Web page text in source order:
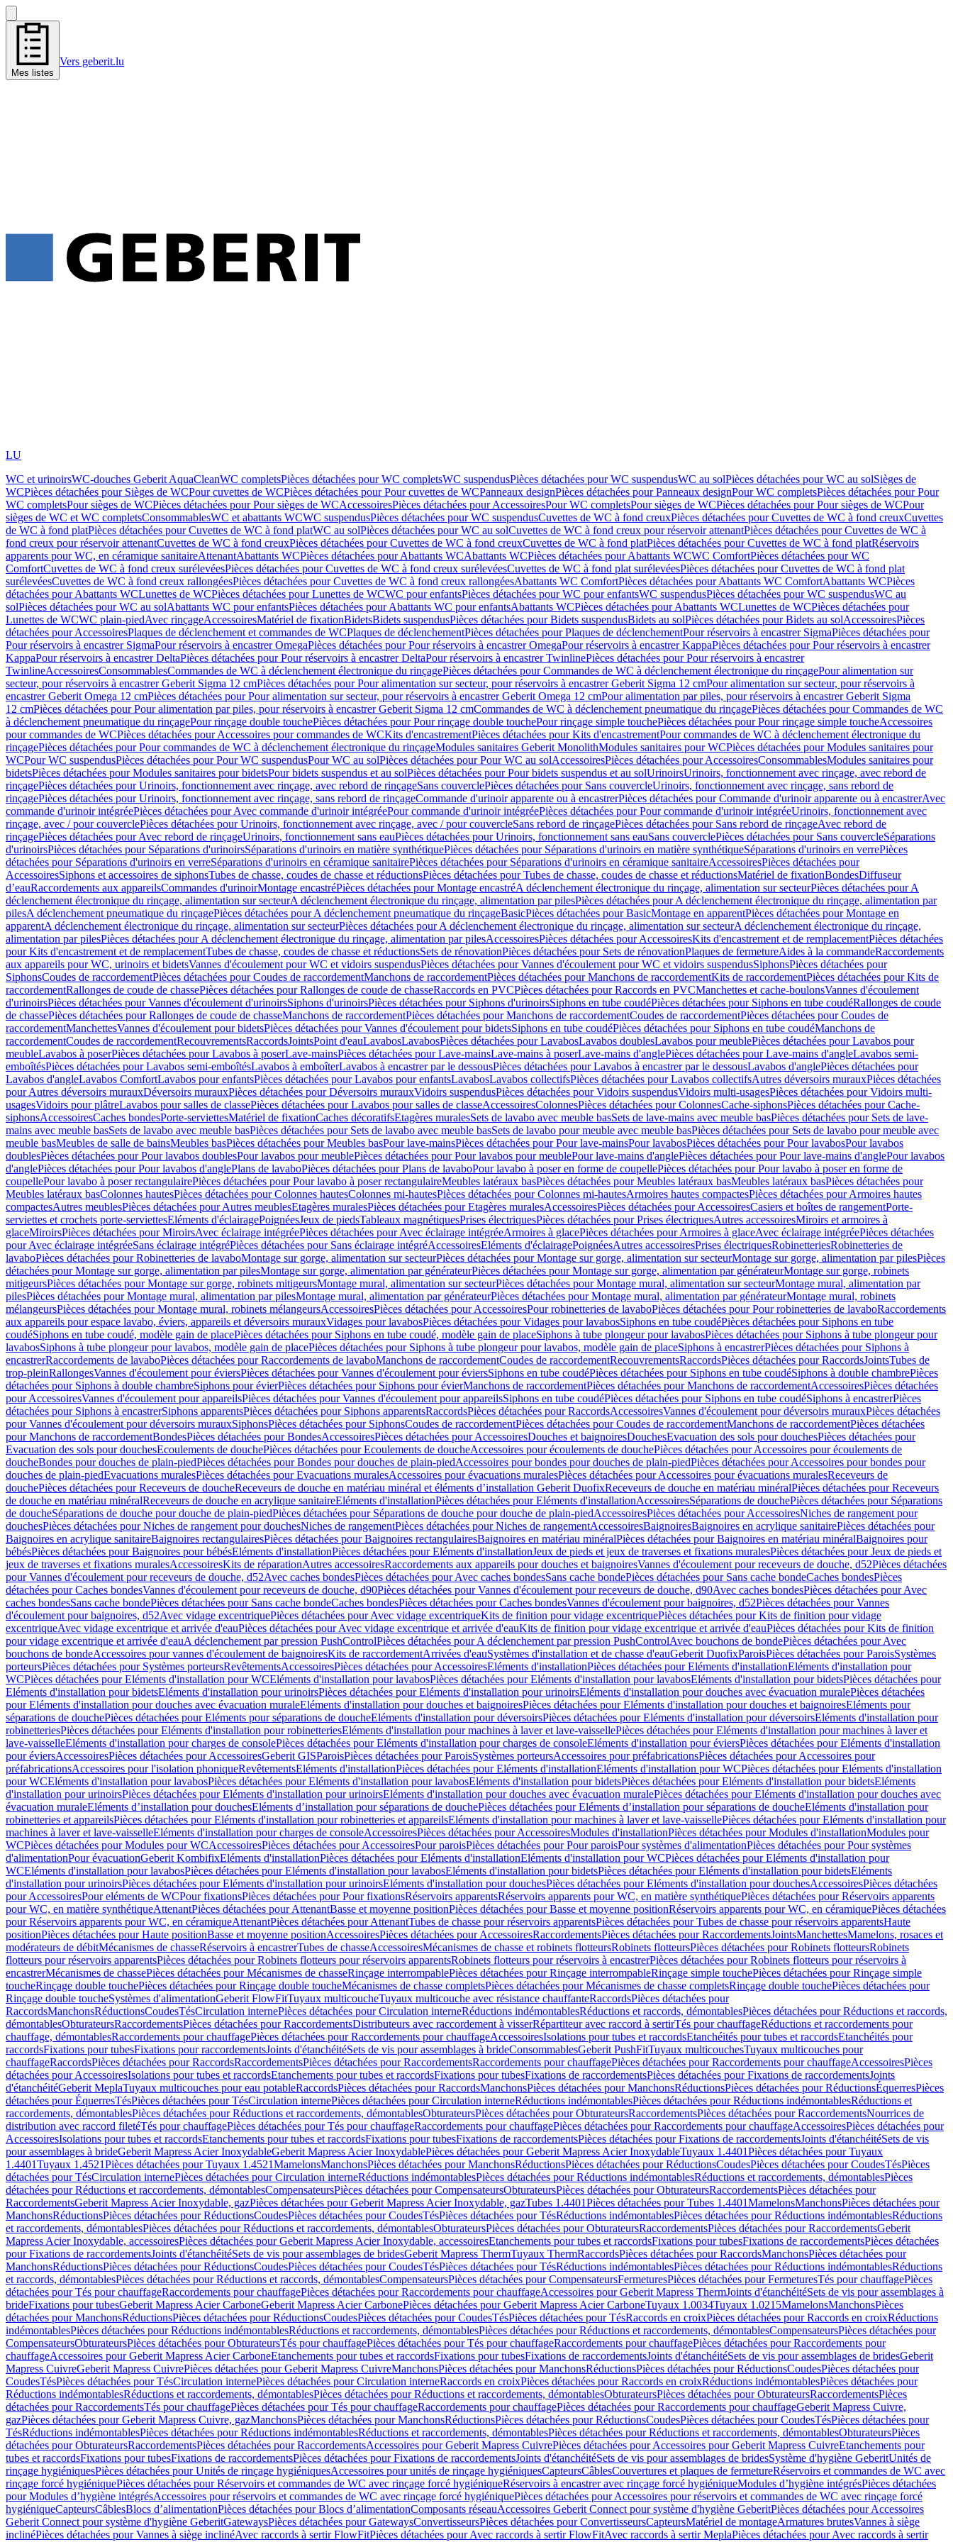
Mes listes
Vers geberit.lu
LU
WC et urinoirsWC-douches Geberit AquaCleanWC completsPièces détachées pour WC completsWC suspendusPièces détachées pour WC suspendusWC au solPièces détachées pour WC au solSièges de
WCPièces détachées pour Sièges de WCPour cuvettes de WCPièces détachées pour Pour cuvettes de WCPanneaux designPièces détachées pour Panneaux designPour WC completsPièces détachées pour Pour
WC completsPour sièges de WCPièces détachées pour Pour sièges de WCAccessoiresPièces détachées pour AccessoiresPour WC completsPour sièges de WCPièces détachées pour Pour sièges de WCPour
sièges de WC et WC completsConsommablesWC et abattants WCWC suspendusPièces détachées pour WC suspendusCuvettes de WC à fond creuxPièces détachées pour Cuvettes de WC à fond creuxCuvettes
de WC à fond platPièces détachées pour Cuvettes de WC à fond platWC au solPièces détachées pour WC au solCuvettes de WC à fond creux pour réservoir attenantPièces détachées pour Cuvettes de WC à
fond creux pour réservoir attenantCuvettes de WC à fond creuxPièces détachées pour Cuvettes de WC à fond creuxCuvettes de WC à fond platPièces détachées pour Cuvettes de WC à fond platRéservoirs
apparents pour WC, en céramique sanitaireAttenantAbattants WCPièces détachées pour Abattants WCAbattants WCPièces détachées pour Abattants WCWC ComfortPièces détachées pour WC
ComfortCuvettes de WC à fond creux surélevéesPièces détachées pour Cuvettes de WC à fond creux surélevéesCuvettes de WC à fond plat surélevéesPièces détachées pour Cuvettes de WC à fond plat
surélevéesCuvettes de WC à fond creux rallongéesPièces détachées pour Cuvettes de WC à fond creux rallongéesAbattants WC ComfortPièces détachées pour Abattants WC ComfortAbattants WCPièces
détachées pour Abattants WCLunettes de WCPièces détachées pour Lunettes de WCWC pour enfantsPièces détachées pour WC pour enfantsWC suspendusPièces détachées pour WC suspendusWC au
solPièces détachées pour WC au solAbattants WC pour enfantsPièces détachées pour Abattants WC pour enfantsAbattants WCPièces détachées pour Abattants WCLunettes de WCPièces détachées pour
Lunettes de WCWC plain-piedAvec rinçageAccessoiresMatériel de fixationBidetsBidets suspendusPièces détachées pour Bidets suspendusBidets au solPièces détachées pour Bidets au solAccessoiresPièces
détachées pour AccessoiresPlaques de déclenchement et commandes de WCPlaques de déclenchementPièces détachées pour Plaques de déclenchementPour réservoirs à encastrer SigmaPièces détachées pour
Pour réservoirs à encastrer SigmaPour réservoirs à encastrer OmegaPièces détachées pour Pour réservoirs à encastrer OmegaPour réservoirs à encastrer KappaPièces détachées pour Pour réservoirs à encastrer
KappaPour réservoirs à encastrer DeltaPièces détachées pour Pour réservoirs à encastrer DeltaPour réservoirs à encastrer TwinlinePièces détachées pour Pour réservoirs à encastrer
TwinlineAccessoiresConsommablesCommandes de WC à déclenchement électronique du rinçagePièces détachées pour Commandes de WC à déclenchement électronique du rinçagePour alimentation sur
secteur, pour réservoirs à encastrer Geberit Sigma 12 cmPièces détachées pour Pour alimentation sur secteur, pour réservoirs à encastrer Geberit Sigma 12 cmPour alimentation sur secteur, pour réservoirs à
encastrer Geberit Omega 12 cmPièces détachées pour Pour alimentation sur secteur, pour réservoirs à encastrer Geberit Omega 12 cmPour alimentation par piles, pour réservoirs à encastrer Geberit Sigma
12 cmPièces détachées pour Pour alimentation par piles, pour réservoirs à encastrer Geberit Sigma 12 cmCommandes de WC à déclenchement pneumatique du rinçagePièces détachées pour Commandes de WC
à déclenchement pneumatique du rinçagePour rinçage double touchePièces détachées pour Pour rinçage double touchePour rinçage simple touchePièces détachées pour Pour rinçage simple toucheAccessoires
pour commandes de WCPièces détachées pour Accessoires pour commandes de WCKits d'encastrementPièces détachées pour Kits d'encastrementPour commandes de WC à déclenchement électronique du
rinçagePièces détachées pour Pour commandes de WC à déclenchement électronique du rinçageModules sanitaires Geberit MonolithModules sanitaires pour WCPièces détachées pour Modules sanitaires pour
WCPour WC suspendusPièces détachées pour Pour WC suspendusPour WC au solPièces détachées pour Pour WC au solAccessoiresPièces détachées pour AccessoiresConsommablesModules sanitaires pour
bidetsPièces détachées pour Modules sanitaires pour bidetsPour bidets suspendus et au solPièces détachées pour Pour bidets suspendus et au solUrinoirsUrinoirs, fonctionnement avec rinçage, avec rebord de
rinçagePièces détachées pour Urinoirs, fonctionnement avec rinçage, avec rebord de rinçageSans couverclePièces détachées pour Sans couvercleUrinoirs, fonctionnement avec rinçage, sans rebord de
rinçagePièces détachées pour Urinoirs, fonctionnement avec rinçage, sans rebord de rinçageCommande d'urinoir apparente ou à encastrerPièces détachées pour Commande d'urinoir apparente ou à encastrerAvec
commande d'urinoir intégréePièces détachées pour Avec commande d'urinoir intégréePour commande d'urinoir intégréePièces détachées pour Pour commande d'urinoir intégréeUrinoirs, fonctionnement avec
rinçage, avec / pour couverclePièces détachées pour Urinoirs, fonctionnement avec rinçage, avec / pour couvercleSans rebord de rinçagePièces détachées pour Sans rebord de rinçageAvec rebord de
rinçagePièces détachées pour Avec rebord de rinçageUrinoirs, fonctionnement sans eauPièces détachées pour Urinoirs, fonctionnement sans eauSans couverclePièces détachées pour Sans couvercleSéparations
d'urinoirsPièces détachées pour Séparations d'urinoirsSéparations d'urinoirs en matière synthétiquePièces détachées pour Séparations d'urinoirs en matière synthétiqueSéparations d'urinoirs en verrePièces
détachées pour Séparations d'urinoirs en verreSéparations d'urinoirs en céramique sanitairePièces détachées pour Séparations d'urinoirs en céramique sanitaireAccessoiresPièces détachées pour
AccessoiresSiphons et accessoires de siphonsTubes de chasse, coudes de chasse et réductionsPièces détachées pour Tubes de chasse, coudes de chasse et réductionsMatériel de fixationBondesDiffuseur
d’eauRaccordements aux appareilsCommandes d'urinoirMontage encastréPièces détachées pour Montage encastréA déclenchement électronique du rinçage, alimentation sur secteurPièces détachées pour A
déclenchement électronique du rinçage, alimentation sur secteurA déclenchement électronique du rinçage, alimentation par pilesPièces détachées pour A déclenchement électronique du rinçage, alimentation par
pilesA déclenchement pneumatique du rinçagePièces détachées pour A déclenchement pneumatique du rinçageBasicPièces détachées pour BasicMontage en apparentPièces détachées pour Montage en
apparentA déclenchement électronique du rinçage, alimentation sur secteurPièces détachées pour A déclenchement électronique du rinçage, alimentation sur secteurA déclenchement électronique du rinçage,
alimentation par pilesPièces détachées pour A déclenchement électronique du rinçage, alimentation par pilesAccessoiresPièces détachées pour AccessoiresKits d'encastrement et de remplacementPièces détachées
pour Kits d'encastrement et de remplacementTubes de chasse, coudes de chasse et réductionsSets de rénovationPièces détachées pour Sets de rénovationPlaques de fermetureAides à la commandeRaccordements
aux appareils pour WC, urinoirs et bidetsVannes d'écoulement pour WC et vidoirs suspendusPièces détachées pour Vannes d'écoulement pour WC et vidoirs suspendusSiphonsPièces détachées pour
SiphonsCoudes de raccordementPièces détachées pour Coudes de raccordementManchons de raccordementPièces détachées pour Manchons de raccordementKits de raccordementPièces détachées pour Kits de
raccordementRallonges de coude de chassePièces détachées pour Rallonges de coude de chasseRaccords en PVCPièces détachées pour Raccords en PVCManchettes et cache-boulonsVannes d'écoulement
d'urinoirsPièces détachées pour Vannes d'écoulement d'urinoirsSiphons d'urinoirsPièces détachées pour Siphons d'urinoirsSiphons en tube coudéPièces détachées pour Siphons en tube coudéRallonges de coude
de chassePièces détachées pour Rallonges de coude de chasseManchons de raccordementPièces détachées pour Manchons de raccordementCoudes de raccordementPièces détachées pour Coudes de
raccordementManchettesVannes d'écoulement pour bidetsPièces détachées pour Vannes d'écoulement pour bidetsSiphons en tube coudéPièces détachées pour Siphons en tube coudéManchons de
raccordementCoudes de raccordementRecouvrementsRaccordsJointsPoint d'eauLavabosLavabosPièces détachées pour LavabosLavabos doublesLavabos pour meublePièces détachées pour Lavabos pour
meubleLavabos à poserPièces détachées pour Lavabos à poserLave-mainsPièces détachées pour Lave-mainsLave-mains à poserLave-mains d'anglePièces détachées pour Lave-mains d'angleLavabos semi-
emboîtésPièces détachées pour Lavabos semi-emboîtésLavabos à emboîterLavabos à encastrer par le dessousPièces détachées pour Lavabos à encastrer par le dessousLavabos d'anglePièces détachées pour
Lavabos d'angleLavabos ComfortLavabos pour enfantsPièces détachées pour Lavabos pour enfantsLavabosLavabos collectifsPièces détachées pour Lavabos collectifsAutres déversoirs murauxPièces détachées
pour Autres déversoirs murauxDéversoirs murauxPièces détachées pour Déversoirs murauxVidoirs suspendusPièces détachées pour Vidoirs suspendusVidoirs multi-usagesPièces détachées pour Vidoirs multi-
usagesVidoirs pour plâtreLavabos pour salles de classePièces détachées pour Lavabos pour salles de classeAccessoiresColonnesPièces détachées pour ColonnesCache-siphonsPièces détachées pour Cache-
siphonsAccessoiresCaches bondesPorte-serviettesMatériel de fixationCaches décoratifsEtagères muralesSets de lavabo avec meuble basSets de lave-mains avec meuble basPièces détachées pour Sets de lave-
mains avec meuble basSets de lavabo avec meuble basPièces détachées pour Sets de lavabo avec meuble basSets de lavabo pour meuble avec meuble basPièces détachées pour Sets de lavabo pour meuble avec
meuble basMeubles de salle de bainsMeubles basPièces détachées pour Meubles basPour lave-mainsPièces détachées pour Pour lave-mainsPour lavabosPièces détachées pour Pour lavabosPour lavabos
doublesPièces détachées pour Pour lavabos doublesPour lavabos pour meublePièces détachées pour Pour lavabos pour meublePour lave-mains d'anglePièces détachées pour Pour lave-mains d'anglePour lavabos
d'anglePièces détachées pour Pour lavabos d'anglePlans de lavaboPièces détachées pour Plans de lavaboPour lavabo à poser en forme de coupellePièces détachées pour Pour lavabo à poser en forme de
coupellePour lavabo à poser rectangulairePièces détachées pour Pour lavabo à poser rectangulaireMeubles latéraux basPièces détachées pour Meubles latéraux basMeubles latéraux basPièces détachées pour
Meubles latéraux basColonnes hautesPièces détachées pour Colonnes hautesColonnes mi-hautesPièces détachées pour Colonnes mi-hautesArmoires hautes compactesPièces détachées pour Armoires hautes
compactesAutres meublesPièces détachées pour Autres meublesEtagères muralesPièces détachées pour Etagères muralesAccessoiresPièces détachées pour AccessoiresCasiers et boîtes de rangementPorte-
serviettes et crochets porte-serviettesEléments d'éclairagePoignéesJeux de piedsTableaux magnétiquesPrises électriquesPièces détachées pour Prises électriquesAutres accessoiresMiroirs et armoires à
glaceMiroirsPièces détachées pour MiroirsAvec éclairage intégréePièces détachées pour Avec éclairage intégréeArmoires à glacePièces détachées pour Armoires à glaceAvec éclairage intégréePièces détachées
pour Avec éclairage intégréeSans éclairage intégréPièces détachées pour Sans éclairage intégréAccessoiresEléments d'éclairagePoignéesAutres accessoiresPrises électriquesRobinetteriesRobinetteries de
lavaboPièces détachées pour Robinetteries de lavaboMontage sur gorge, alimentation sur secteurPièces détachées pour Montage sur gorge, alimentation sur secteurMontage sur gorge, alimentation par pilesPièces
détachées pour Montage sur gorge, alimentation par pilesMontage sur gorge, alimentation par générateurPièces détachées pour Montage sur gorge, alimentation par générateurMontage sur gorge, robinets
mitigeursPièces détachées pour Montage sur gorge, robinets mitigeursMontage mural, alimentation sur secteurPièces détachées pour Montage mural, alimentation sur secteurMontage mural, alimentation par
pilesPièces détachées pour Montage mural, alimentation par pilesMontage mural, alimentation par générateurPièces détachées pour Montage mural, alimentation par générateurMontage mural, robinets
mélangeursPièces détachées pour Montage mural, robinets mélangeursAccessoiresPièces détachées pour AccessoiresPour robinetteries de lavaboPièces détachées pour Pour robinetteries de lavaboRaccordements
aux appareils pour espace lavabo, éviers, appareils et déversoirs murauxVidages pour lavabosPièces détachées pour Vidages pour lavabosSiphons en tube coudéPièces détachées pour Siphons en tube
coudéSiphons en tube coudé, modèle gain de placePièces détachées pour Siphons en tube coudé, modèle gain de placeSiphons à tube plongeur pour lavabosPièces détachées pour Siphons à tube plongeur pour
lavabosSiphons à tube plongeur pour lavabos, modèle gain de placePièces détachées pour Siphons à tube plongeur pour lavabos, modèle gain de placeSiphons à encastrerPièces détachées pour Siphons à
encastrerRaccordements de lavaboPièces détachées pour Raccordements de lavaboManchons de raccordementCoudes de raccordementRecouvrementsRaccordsPièces détachées pour RaccordsJointsTubes de
trop-pleinRallongesVannes d'écoulement pour éviersPièces détachées pour Vannes d'écoulement pour éviersSiphons en tube coudéPièces détachées pour Siphons en tube coudéSiphons à double chambrePièces
détachées pour Siphons à double chambreSiphons pour évierPièces détachées pour Siphons pour évierManchons de raccordementPièces détachées pour Manchons de raccordementAccessoiresPièces détachées
pour AccessoiresVannes d'écoulement pour appareilsPièces détachées pour Vannes d'écoulement pour appareilsSiphons en tube coudéPièces détachées pour Siphons en tube coudéSiphons à encastrerPièces
détachées pour Siphons à encastrerSiphons apparentsPièces détachées pour Siphons apparentsRaccordsPièces détachées pour RaccordsAccessoiresVannes d'écoulement pour déversoirs murauxPièces détachées
pour Vannes d'écoulement pour déversoirs murauxSiphonsPièces détachées pour SiphonsCoudes de raccordementPièces détachées pour Coudes de raccordementManchons de raccordementPièces détachées
pour Manchons de raccordementBondesPièces détachées pour BondesAccessoiresPièces détachées pour AccessoiresDouches et baignoiresDouchesEvacuation des sols pour douchesPièces détachées pour
Evacuation des sols pour douchesEcoulements de douchePièces détachées pour Ecoulements de doucheAccessoires pour écoulements de douchePièces détachées pour Accessoires pour écoulements de
doucheBondes pour douches de plain-piedPièces détachées pour Bondes pour douches de plain-piedAccessoires pour bondes pour douches de plain-piedPièces détachées pour Accessoires pour bondes pour
douches de plain-piedEvacuations muralesPièces détachées pour Evacuations muralesAccessoires pour évacuations muralesPièces détachées pour Accessoires pour évacuations muralesReceveurs de
douchePièces détachées pour Receveurs de doucheReceveurs de douche en matériau minéral et éléments d’installation Geberit DuofixReceveurs de douche en matériau minéralPièces détachées pour Receveurs
de douche en matériau minéralReceveurs de douche en acrylique sanitaireEléments d'installationPièces détachées pour Eléments d'installationAccessoiresSéparations de douchePièces détachées pour Séparations
de doucheSéparations de douche pour douche de plain-piedPièces détachées pour Séparations de douche pour douche de plain-piedAccessoiresPièces détachées pour AccessoiresNiches de rangement pour
douchesPièces détachées pour Niches de rangement pour douchesNiches de rangementPièces détachées pour Niches de rangementAccessoiresBaignoiresBaignoires en acrylique sanitairePièces détachées pour
Baignoires en acrylique sanitaireBaignoires rectangulairesPièces détachées pour Baignoires rectangulairesBaignoires en matériau minéralPièces détachées pour Baignoires en matériau minéralBaignoires pour
bébésPièces détachées pour Baignoires pour bébésEléments d'installationPièces détachées pour Eléments d'installationJeux de pieds et jeux de traverses et fixations muralesPièces détachées pour Jeux de pieds et
jeux de traverses et fixations muralesAccessoiresKits de réparationAutres accessoiresRaccordements aux appareils pour douches et baignoiresVannes d'écoulement pour receveurs de douche, d52Pièces détachées
pour Vannes d'écoulement pour receveurs de douche, d52Avec caches bondesPièces détachées pour Avec caches bondesSans cache bondePièces détachées pour Sans cache bondeCaches bondesPièces
détachées pour Caches bondesVannes d'écoulement pour receveurs de douche, d90Pièces détachées pour Vannes d'écoulement pour receveurs de douche, d90Avec caches bondesPièces détachées pour Avec
caches bondesSans cache bondePièces détachées pour Sans cache bondeCaches bondesPièces détachées pour Caches bondesVannes d'écoulement pour baignoires, d52Pièces détachées pour Vannes
d'écoulement pour baignoires, d52Avec vidage excentriquePièces détachées pour Avec vidage excentriqueKits de finition pour vidage excentriquePièces détachées pour Kits de finition pour vidage
excentriqueAvec vidage excentrique et arrivée d'eauPièces détachées pour Avec vidage excentrique et arrivée d'eauKits de finition pour vidage excentrique et arrivée d'eauPièces détachées pour Kits de finition
pour vidage excentrique et arrivée d'eauA déclenchement par pression PushControlPièces détachées pour A déclenchement par pression PushControlAvec bouchons de bondePièces détachées pour Avec
bouchons de bondeAccessoires pour vannes d'écoulement de baignoiresKits de raccordementArrivées d'eauSystèmes d'installation et de chasse d'eauGeberit DuofixParoisPièces détachées pour ParoisSystèmes
porteursPièces détachées pour Systèmes porteursRevêtementsAccessoiresPièces détachées pour AccessoiresEléments d'installationPièces détachées pour Eléments d'installationEléments d'installation pour
WCPièces détachées pour Eléments d'installation pour WCEléments d'installation pour lavabosPièces détachées pour Eléments d'installation pour lavabosEléments d'installation pour bidetsPièces détachées pour
Eléments d'installation pour bidetsEléments d'installation pour urinoirsPièces détachées pour Eléments d'installation pour urinoirsEléments d'installation pour douches avec évacuation muralePièces détachées
pour Eléments d'installation pour douches avec évacuation muraleEléments d'installation pour douches et baignoiresPièces détachées pour Eléments d'installation pour douches et baignoiresEléments pour
séparations de douchePièces détachées pour Eléments pour séparations de doucheEléments d'installation pour déversoirsPièces détachées pour Eléments d'installation pour déversoirsEléments d'installation pour
robinetteriesPièces détachées pour Eléments d'installation pour robinetteriesEléments d'installation pour machines à laver et lave-vaissellePièces détachées pour Eléments d'installation pour machines à laver et
lave-vaisselleEléments d'installation pour charges de consolePièces détachées pour Eléments d'installation pour charges de consoleEléments d'installation pour éviersPièces détachées pour Eléments d'installation
pour éviersAccessoiresPièces détachées pour AccessoiresGeberit GISParoisPièces détachées pour ParoisSystèmes porteursAccessoires pour préfabricationsPièces détachées pour Accessoires pour
préfabricationsAccessoires pour l'isolation phoniqueRevêtementsEléments d'installationPièces détachées pour Eléments d'installationEléments d'installation pour WCPièces détachées pour Eléments d'installation
pour WCEléments d'installation pour lavabosPièces détachées pour Eléments d'installation pour lavabosEléments d'installation pour bidetsPièces détachées pour Eléments d'installation pour bidetsEléments
d'installation pour urinoirsPièces détachées pour Eléments d'installation pour urinoirsEléments d'installation pour douches avec évacuation muralePièces détachées pour Eléments d'installation pour douches avec
évacuation muraleEléments d’installation pour douchesEléments d’installation pour séparations de douchePièces détachées pour Eléments d’installation pour séparations de doucheEléments d'installation pour
robinetteries et appareilsPièces détachées pour Eléments d'installation pour robinetteries et appareilsEléments d'installation pour machines à laver et lave-vaissellePièces détachées pour Eléments d'installation pour
machines à laver et lave-vaisselleEléments d'installation pour charges de consoleAccessoiresPièces détachées pour AccessoiresModules d'installationPièces détachées pour Modules d'installationModules pour
WCPièces détachées pour Modules pour WCAccessoiresPièces détachées pour AccessoiresPour paroisPièces détachées pour Pour paroisPour systèmes d'alimentationPièces détachées pour Pour systèmes
d'alimentationPour évacuationGeberit KombifixEléments d'installationPièces détachées pour Eléments d'installationEléments d'installation pour WCPièces détachées pour Eléments d'installation pour
WCEléments d'installation pour lavabosPièces détachées pour Eléments d'installation pour lavabosEléments d'installation pour bidetsPièces détachées pour Eléments d'installation pour bidetsEléments
d'installation pour urinoirsPièces détachées pour Eléments d'installation pour urinoirsEléments d'installation pour douchesPièces détachées pour Eléments d'installation pour douchesAccessoiresPièces détachées
pour AccessoiresPour eléments de WCPour fixationsPièces détachées pour Pour fixationsRéservoirs apparentsRéservoirs apparents pour WC, en matière synthétiquePièces détachées pour Réservoirs apparents
pour WC, en matière synthétiqueAttenantPièces détachées pour AttenantBasse et moyenne positionPièces détachées pour Basse et moyenne positionRéservoirs apparents pour WC, en céramiquePièces détachées
pour Réservoirs apparents pour WC, en céramiqueAttenantPièces détachées pour AttenantTubes de chasse pour réservoirs apparentsPièces détachées pour Tubes de chasse pour réservoirs apparentsHaute
positionPièces détachées pour Haute positionBasse et moyenne positionAccessoiresPièces détachées pour AccessoiresRaccordementsPièces détachées pour RaccordementsJointsManchettesMamelons, rosaces et
modérateurs de débitMécanismes de chasseRéservoirs à encastrerTubes de chasseAccessoiresMécanismes de chasse et robinets flotteursRobinets flotteursPièces détachées pour Robinets flotteursRobinets
flotteurs pour réservoirs apparentsPièces détachées pour Robinets flotteurs pour réservoirs apparentsRobinets flotteurs pour réservoirs à encastrerPièces détachées pour Robinets flotteurs pour réservoirs à
encastrerMécanismes de chassePièces détachées pour Mécanismes de chasseRinçage interrompablePièces détachées pour Rinçage interrompableRinçage simple touchePièces détachées pour Rinçage simple
toucheRinçage double touchePièces détachées pour Rinçage double toucheMécanismes de chasse completsPièces détachées pour Mécanismes de chasse completsRinçage double touchePièces détachées pour
Rinçage double toucheSystèmes d'alimentationGeberit FlowFitTuyaux multicoucheTuyaux multicouche avec résistance chauffanteRaccordsPièces détachées pour
RaccordsManchonsRéductionsCoudesTésCirculation internePièces détachées pour Circulation interneRéductions indémontablesRéductions et raccords, démontablesPièces détachées pour Réductions et raccords,
démontablesObturateursRaccordementsPièces détachées pour RaccordementsDistributeurs avec raccordement à visserRépartiteur avec raccord à sertirTés pour chauffageRéductions et raccordements pour
chauffage, démontablesRaccordements pour chauffagePièces détachées pour Raccordements pour chauffageAccessoiresIsolations pour tubes et raccordsEtanchéités pour tubes et raccordsEtanchéités pour
raccordsFixations pour tubesFixations pour raccordementsJoints d'étanchéitéSets de vis pour assemblages à brideConsommablesGeberit PushFitTuyaux multicouchesTuyaux multicouches pour
chauffageRaccordsPièces détachées pour RaccordsRaccordementsPièces détachées pour RaccordementsRaccordements pour chauffagePièces détachées pour Raccordements pour chauffageAccessoiresPièces
détachées pour AccessoiresIsolations pour tubes et raccordsEtanchements pour tubes et raccordsFixations pour tubesFixations de raccordementsPièces détachées pour Fixations de raccordementsJoints
d'étanchéitéGeberit MeplaTuyaux multicouches pour eau potableRaccordsPièces détachées pour RaccordsManchonsPièces détachées pour ManchonsRéductionsPièces détachées pour RéductionsÉquerresPièces
détachées pour ÉquerresTésPièces détachées pour TésCirculation internePièces détachées pour Circulation interneRéductions indémontablesPièces détachées pour Réductions indémontablesRéductions et
raccordements, démontablesPièces détachées pour Réductions et raccordements, démontablesObturateursPièces détachées pour ObturateursRaccordementsPièces détachées pour RaccordementsNourrices de
distribution avec raccord filetéTés pour chauffagePièces détachées pour Tés pour chauffageRaccordements pour chauffagePièces détachées pour Raccordements pour chauffageAccessoiresPièces détachées pour
AccessoiresIsolations pour tubes et raccordsEtanchements pour tubes et raccordsFixations pour tubesFixations de raccordementsPièces détachées pour Fixations de raccordementsJoints d'étanchéitéSets de vis
pour assemblages à brideGeberit Mapress Acier InoxydableGeberit Mapress Acier InoxydablePièces détachées pour Geberit Mapress Acier InoxydableTuyaux 1.4401Pièces détachées pour Tuyaux
1.4401Tuyaux 1.4521Pièces détachées pour Tuyaux 1.4521MamelonsManchonsPièces détachées pour ManchonsRéductionsPièces détachées pour RéductionsCoudesPièces détachées pour CoudesTésPièces
détachées pour TésCirculation internePièces détachées pour Circulation interneRéductions indémontablesPièces détachées pour Réductions indémontablesRéductions et raccordements, démontablesPièces
détachées pour Réductions et raccordements, démontablesCompensateursPièces détachées pour CompensateursObturateursPièces détachées pour ObturateursRaccordementsPièces détachées pour
RaccordementsGeberit Mapress Acier Inoxydable, gazPièces détachées pour Geberit Mapress Acier Inoxydable, gazTubes 1.4401Pièces détachées pour Tubes 1.4401MamelonsManchonsPièces détachées pour
ManchonsRéductionsPièces détachées pour RéductionsCoudesPièces détachées pour CoudesTésPièces détachées pour TésRéductions indémontablesPièces détachées pour Réductions indémontablesRéductions
et raccordements, démontablesPièces détachées pour Réductions et raccordements, démontablesObturateursPièces détachées pour ObturateursRaccordementsPièces détachées pour RaccordementsGeberit
Mapress Acier Inoxydable, accessoiresPièces détachées pour Geberit Mapress Acier Inoxydable, accessoiresEtanchements pour tubes et raccordsFixations pour tubesFixations de raccordementsPièces détachées
pour Fixations de raccordementsJoints d'étanchéitéSets de vis pour assemblages de bridesGeberit Mapress ThermTuyaux ThermRaccordsPièces détachées pour RaccordsManchonsPièces détachées pour
ManchonsRéductionsPièces détachées pour RéductionsCoudesPièces détachées pour CoudesTésPièces détachées pour TésRéductions indémontablesPièces détachées pour Réductions indémontablesRéductions
et raccords, démontablesPièces détachées pour Réductions et raccords, démontablesCompensateursPièces détachées pour CompensateursFermeturesPièces détachées pour FermeturesTés pour chauffagePièces
détachées pour Tés pour chauffageRaccordements pour chauffagePièces détachées pour Raccordements pour chauffageAccessoires pour Geberit Mapress ThermJoints d'étanchéitéSets de vis pour assemblages à
brideFixations pour tubesGeberit Mapress Acier CarboneGeberit Mapress Acier CarbonePièces détachées pour Geberit Mapress Acier CarboneTuyaux 1.0034Tuyaux 1.0215MamelonsManchonsPièces
détachées pour ManchonsRéductionsPièces détachées pour RéductionsCoudesPièces détachées pour CoudesTésPièces détachées pour TésRaccords en croixPièces détachées pour Raccords en croixRéductions
indémontablesPièces détachées pour Réductions indémontablesRéductions et raccordements, démontablesPièces détachées pour Réductions et raccordements, démontablesCompensateursPièces détachées pour
CompensateursObturateursPièces détachées pour ObturateursTés pour chauffagePièces détachées pour Tés pour chauffageRaccordements pour chauffagePièces détachées pour Raccordements pour
chauffageAccessoires pour Geberit Mapress Acier CarboneEtanchements pour tubes et raccordsFixations pour tubesFixations de raccordementsJoints d'étanchéitéSets de vis pour assemblages de bridesGeberit
Mapress CuivreGeberit Mapress CuivrePièces détachées pour Geberit Mapress CuivreManchonsPièces détachées pour ManchonsRéductionsPièces détachées pour RéductionsCoudesPièces détachées pour
CoudesTésPièces détachées pour TésCirculation internePièces détachées pour Circulation interneRaccords en croixPièces détachées pour Raccords en croixRéductions indémontablesPièces détachées pour
Réductions indémontablesRéductions et raccordements, démontablesPièces détachées pour Réductions et raccordements, démontablesObturateursPièces détachées pour ObturateursRaccordementsPièces
détachées pour RaccordementsTés pour chauffagePièces détachées pour Tés pour chauffageRaccordements pour chauffagePièces détachées pour Raccordements pour chauffageGeberit Mapress Cuivre,
gazPièces détachées pour Geberit Mapress Cuivre, gazManchonsPièces détachées pour ManchonsRéductionsPièces détachées pour RéductionsCoudesPièces détachées pour CoudesTésPièces détachées pour
TésRéductions indémontablesPièces détachées pour Réductions indémontablesRéductions et raccordements, démontablesPièces détachées pour Réductions et raccordements, démontablesObturateursPièces
détachées pour ObturateursRaccordementsPièces détachées pour RaccordementsAccessoires pour Geberit Mapress CuivrePièces détachées pour Accessoires pour Geberit Mapress CuivreEtanchements pour
tubes et raccordsFixations pour tubesFixations de raccordementsPièces détachées pour Fixations de raccordementsJoints d'étanchéitéSets de vis pour assemblages de bridesSystème d'hygiène GeberitUnités de
rinçage hygiéniquesPièces détachées pour Unités de rinçage hygiéniquesAccessoires pour unités de rinçage hygiéniquesCapteursCâblesCouvertures et plaques de fermetureRéservoirs et commandes de WC avec
rinçage forcé hygiéniquePièces détachées pour Réservoirs et commandes de WC avec rinçage forcé hygiéniqueRéservoirs à encastrer avec rinçage forcé hygiéniqueModules d’hygiène intégrésPièces détachées
pour Modules d’hygiène intégrésAccessoires pour réservoirs et commandes de WC avec rinçage forcé hygiéniquePièces détachées pour Accessoires pour réservoirs et commandes de WC avec rinçage forcé
hygiéniqueCapteursCâblesBlocs d’alimentationPièces détachées pour Blocs d’alimentationComposants réseauAccessoires Geberit Connect pour système d'hygiène GeberitPièces détachées pour Accessoires
Geberit Connect pour système d'hygiène GeberitGatewaysPièces détachées pour GatewaysConvertisseursPièces détachées pour ConvertisseursCapteursMatériel de montageArmatures brutesVannes à siège
inclinéPièces détachées pour Vannes à siège inclinéAvec raccords à sertir FlowFitPièces détachées pour Avec raccords à sertir FlowFitAvec raccords à sertir MeplaPièces détachées pour Avec raccords à sertir